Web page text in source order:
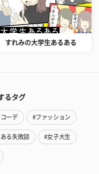
すれみの大学生あるある
るタグ
ーデ #ファッション
る失敗談 #女子大生